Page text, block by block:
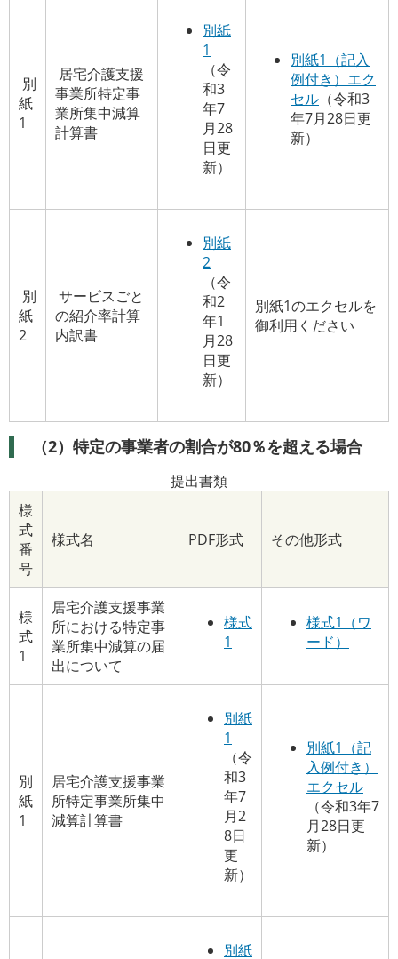
別
紙
1
居宅介護支援
事業所特定事
業所集中減算
計算書
別紙
1
（令
和3
年7
月28
日更
新）
別紙1（記入
例付き）エク
セル （令和3
年7月28日更
新）
別
紙
2
サービスごと
の紹介率計算
内訳書
別紙
2
（令
和2
年1
月28
日更
新）
別紙1のエクセルを
御利用ください
（2）特定の事業者の割合が80％を超える場合
提出書類
様
式
番
号
様式名 PDF形式 その他形式
様
式
1
居宅介護支援事業
所における特定事
業所集中減算の届
出について
様式
1
様式1（ワ
ード）
別
紙
1
居宅介護支援事業
所特定事業所集中
減算計算書
別紙
1
（令
和3
年7
月2
8日
更
新）
別紙1（記
入例付き）
エクセル
（令和3年7
月28日更
新）
別紙